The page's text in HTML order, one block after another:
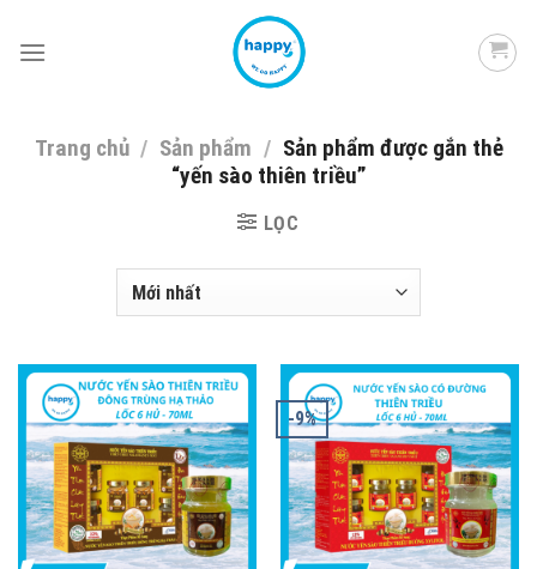
Trang chủ / Sản phẩm / Sản phẩm được gắn thẻ
“yến sào thiên triều”
LỌC
-9%